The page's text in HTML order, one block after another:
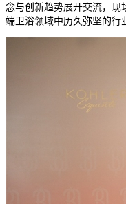
念与创新趋势展开交流，现
端卫浴领域中历久弥坚的行